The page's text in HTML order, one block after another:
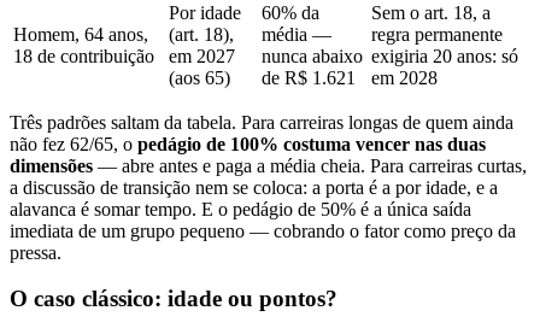
Homem, 64 anos,
18 de contribuição
Por idade
(art. 18),
em 2027
(aos 65)
60% da
média —
nunca abaixo
de R$ 1.621
Sem o art. 18, a
regra permanente
exigiria 20 anos: só
em 2028
Três padrões saltam da tabela. Para carreiras longas de quem ainda
não fez 62/65, o pedágio de 100% costuma vencer nas duas
dimensões — abre antes e paga a média cheia. Para carreiras curtas,
a discussão de transição nem se coloca: a porta é a por idade, e a
alavanca é somar tempo. E o pedágio de 50% é a única saída
imediata de um grupo pequeno — cobrando o fator como preço da
pressa.
O caso clássico: idade ou pontos?